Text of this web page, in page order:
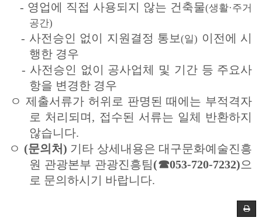
- 영업에 직접 사용되지 않는 건축물(생활·주거
공간)
- 사전승인 없이 지원결정 통보(일) 이전에 시
행한 경우
- 사전승인 없이 공사업체 및 기간 등 주요사
항을 변경한 경우
ㅇ 제출서류가 허위로 판명된 때에는 부적격자
로 처리되며, 접수된 서류는 일체 반환하지
않습니다.
ㅇ (문의처) 기타 상세내용은 대구문화예술진흥
원 관광본부 관광진흥팀(☎053-720-7232)으
로 문의하시기 바랍니다.